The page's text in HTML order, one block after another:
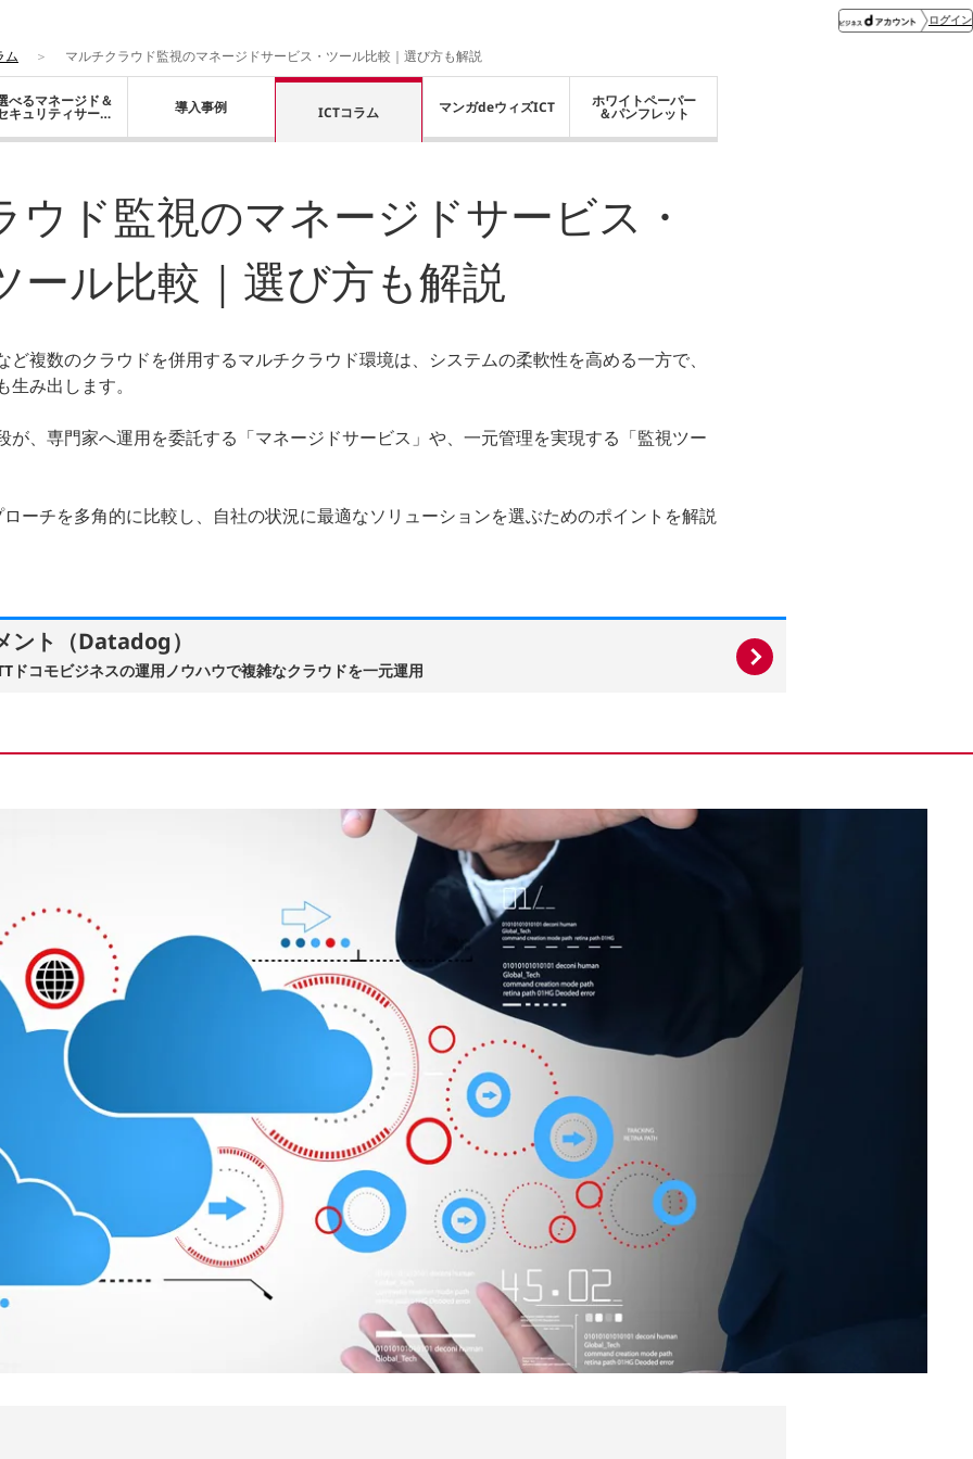
ログイン
ム マルチクラウド監視のマネージドサービス・ツール比較｜選び方も解説
べるマネージド＆
キュリティサービ
ス
導入事例 ICTコラム マンガdeウィズICT ホワイトペーパー
＆パンフレット
ウド監視のマネージドサービス・
ール比較｜選び方も解説
複数のクラウドを併用するマルチクラウド環境は、システムの柔軟性を高める一方で、
み出します。
が、専門家へ運用を委託する「マネージドサービス」や、一元管理を実現する「監視ツー
ーチを多角的に比較し、自社の状況に最適なソリューションを選ぶためのポイントを解説
ント（Datadog）
コモビジネスの運用ノウハウで複雑なクラウドを一元運用